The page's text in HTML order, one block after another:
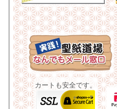
カートも安全です。